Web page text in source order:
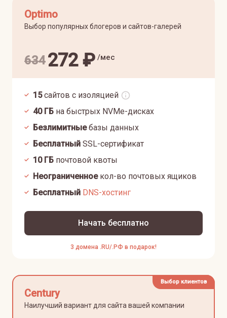
Optimo
Выбор популярных блогеров и сайтов-галерей
634272₽ /мес
15 сайтов с изоляцией
40ГБ на быстрых NVMe-дисках
Безлимитныебазы данных
Бесплатный SSL-сертификат
10ГБ почтовой квоты
Неограниченноекол-во почтовых ящиков
Бесплатный DNS-хостинг
Начать бесплатно
3 домена .RU/.РФ в подарок!
Выбор клиентов
Century
Наилучший вариант для сайта вашей компании